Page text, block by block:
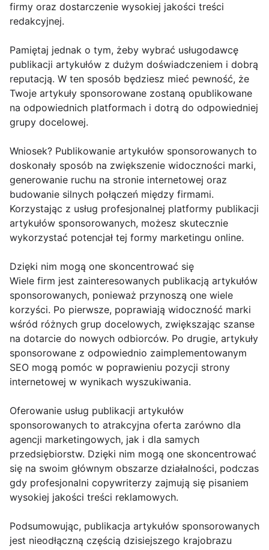
firmy oraz dostarczenie wysokiej jakości treści
redakcyjnej.
Pamiętaj jednak o tym, żeby wybrać usługodawcę
publikacji artykułów z dużym doświadczeniem i dobrą
reputacją. W ten sposób będziesz mieć pewność, że
Twoje artykuły sponsorowane zostaną opublikowane
na odpowiednich platformach i dotrą do odpowiedniej
grupy docelowej.
Wniosek? Publikowanie artykułów sponsorowanych to
doskonały sposób na zwiększenie widoczności marki,
generowanie ruchu na stronie internetowej oraz
budowanie silnych połączeń między firmami.
Korzystając z usług profesjonalnej platformy publikacji
artykułów sponsorowanych, możesz skutecznie
wykorzystać potencjał tej formy marketingu online.
Dzięki nim mogą one skoncentrować się
Wiele firm jest zainteresowanych publikacją artykułów
sponsorowanych, ponieważ przynoszą one wiele
korzyści. Po pierwsze, poprawiają widoczność marki
wśród różnych grup docelowych, zwiększając szanse
na dotarcie do nowych odbiorców. Po drugie, artykuły
sponsorowane z odpowiednio zaimplementowanym
SEO mogą pomóc w poprawieniu pozycji strony
internetowej w wynikach wyszukiwania.
Oferowanie usług publikacji artykułów
sponsorowanych to atrakcyjna oferta zarówno dla
agencji marketingowych, jak i dla samych
przedsiębiorstw. Dzięki nim mogą one skoncentrować
się na swoim głównym obszarze działalności, podczas
gdy profesjonalni copywriterzy zajmują się pisaniem
wysokiej jakości treści reklamowych.
Podsumowując, publikacja artykułów sponsorowanych
jest nieodłączną częścią dzisiejszego krajobrazu